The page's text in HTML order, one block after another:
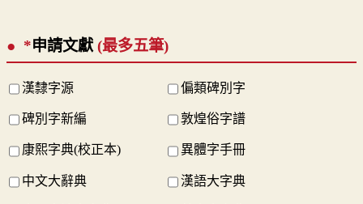
*申請文獻 (最多五筆)
漢隸字源 偏類碑別字
碑別字新編 敦煌俗字譜
康熙字典(校正本) 異體字手冊
中文大辭典 漢語大字典